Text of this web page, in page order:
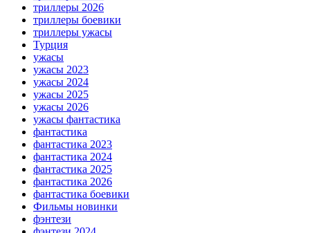
триллеры 2026
триллеры боевики
триллеры ужасы
Турция
ужасы
ужасы 2023
ужасы 2024
ужасы 2025
ужасы 2026
ужасы фантастика
фантастика
фантастика 2023
фантастика 2024
фантастика 2025
фантастика 2026
фантастика боевики
Фильмы новинки
фэнтези